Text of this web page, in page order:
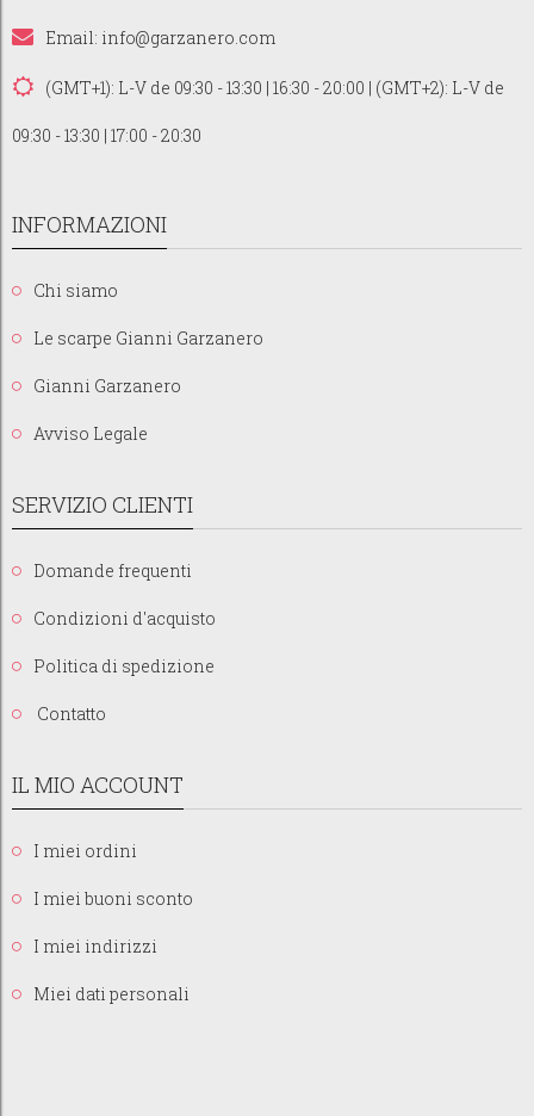
Email: info@garzanero.com
(GMT+1): L-V de 09:30 - 13:30 | 16:30 - 20:00 | (GMT+2): L-V de
09:30 - 13:30 | 17:00 - 20:30
INFORMAZIONI
Chi siamo
Le scarpe Gianni Garzanero
Gianni Garzanero
Avviso Legale
SERVIZIO CLIENTI
Domande frequenti
Condizioni d'acquisto
Politica di spedizione
Contatto
IL MIO ACCOUNT
I miei ordini
I miei buoni sconto
I miei indirizzi
Miei dati personali